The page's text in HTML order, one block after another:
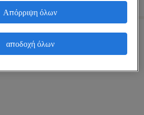
Απόρριψη όλων
αποδοχή όλων